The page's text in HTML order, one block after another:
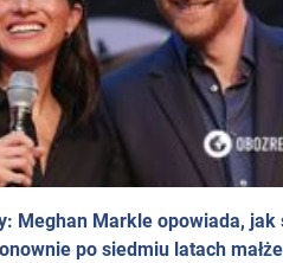
Meghan Markle opowiada, jak
po siedmiu latach